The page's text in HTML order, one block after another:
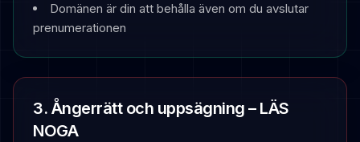
Domänen är din att behålla även om du avslutar
prenumerationen
3. Ångerrätt och uppsägning – LÄS
NOGA